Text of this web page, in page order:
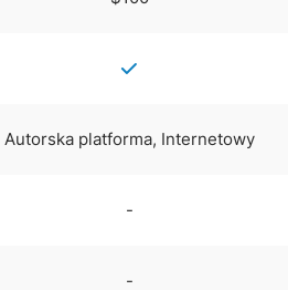
Autorska platforma, Internetowy
-
-